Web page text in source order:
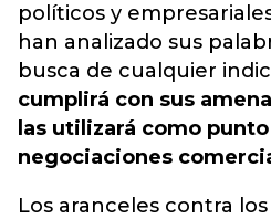
políticos y
han analizado sus
busca de cualquier
cumplirá con sus
las utilizará como
negociaciones
Los aranceles contra